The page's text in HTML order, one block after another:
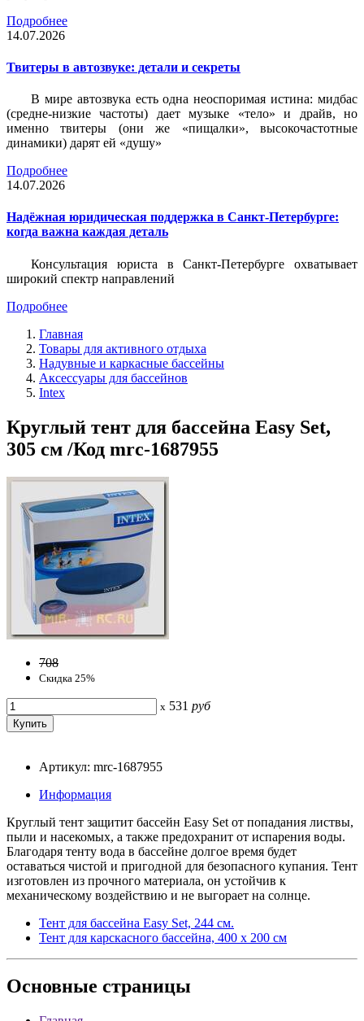
Подробнее
14.07.2026
Твитеры в автозвуке: детали и секреты
В мире автозвука есть одна неоспоримая истина: мидбас
(средне-низкие частоты) дает музыке «тело» и драйв, но
именно твитеры (они же «пищалки», высокочастотные
динамики) дарят ей «душу»
Подробнее
14.07.2026
Надёжная юридическая поддержка в Санкт-Петербурге:
когда важна каждая деталь
Консультация юриста в Санкт-Петербурге охватывает
широкий спектр направлений
Подробнее
Главная
Товары для активного отдыха
Надувные и каркасные бассейны
Аксессуары для бассейнов
Intex
Круглый тент для бассейна Easy Set,
305 см /Код mrc-1687955
708
Скидка 25%
x 531 руб
Артикул: mrc-1687955
Информация
Круглый тент защитит бассейн Easy Set от попадания листвы,
пыли и насекомых, а также предохранит от испарения воды.
Благодаря тенту вода в бассейне долгое время будет
оставаться чистой и пригодной для безопасного купания. Тент
изготовлен из прочного материала, он устойчив к
механическому воздействию и не выгорает на солнце.
Тент для бассейна Easy Set, 244 см.
Тент для карскасного бассейна, 400 х 200 см
Основные страницы